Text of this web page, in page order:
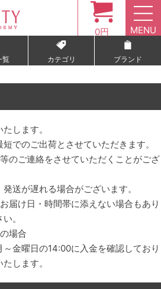
0円 MENU
覧 カテゴリ ブランド
します。
でのご出荷とさせていただきます。
のご連絡をさせていただくことがござ
送が遅れる場合がございます。
届け日・時間帯に添えない場合もあり
。
場合
金曜日の14:00に入金を確認しており
します。